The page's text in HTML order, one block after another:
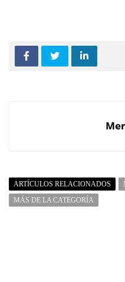
ARTÍCULOS RELACIONADOS
MÁS DE LA CATEGORÍA